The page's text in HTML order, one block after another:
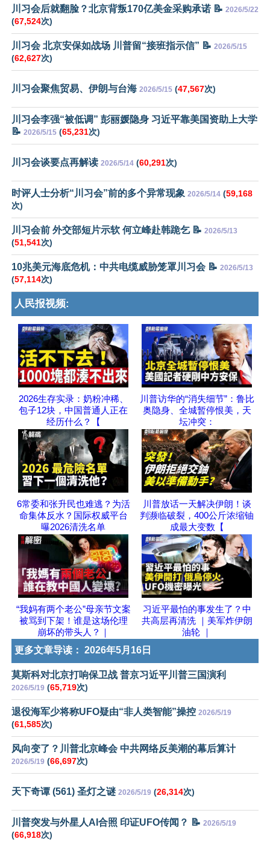
川习会后就翻脸？北京背叛170亿美金采购承诺 📝 2026/5/22
(67,524次)
川习会 北京安保如战场 川普留“接班指示信” 📝 2026/5/15
(62,627次)
川习会聚焦贸易、伊朗与台海 2026/5/15 (47,567次)
川习会李强“被低调” 彭丽媛隐身 习近平靠美国资助上大学
📝 2026/5/15 (65,231次)
川习会谈要点再解读 2026/5/14 (60,291次)
时评人士分析“川习会”前的多个异常现象 2026/5/14 (59,168
次)
川习会前 外交部短片示软 何立峰赴韩跪乞 📝 2026/5/13
(51,541次)
10兆美元海底危机：中共电缆威胁笼罩川习会 📝 2026/5/13
(57,114次)
人民报视频:
2026生存实录：奶粉冲稀、
包子12块，中国普通人正在
经历什么？【
川普访华的“消失细节”：鲁比
奥隐身、全城暂停恨美，天
坛冲突：
6常委和张升民也难逃？为活
命集体反水？国际权威平台
曝2026清洗名单
川普放话一天解决伊朗！谈
判濒临破裂，400公斤浓缩铀
成最大变数【
“我妈有两个老公”母亲节文案
被骂到下架！谁是这场伦理
崩坏的带头人？｜
习近平最怕的事发生了？中
共高层再清洗 ｜美军炸伊朗
油轮 ｜
更多文章导读： 2026年5月16日
莫斯科对北京打响保卫战 普京习近平川普三国演利
2026/5/19 (65,719次)
退役海军少将称UFO疑由“非人类智能”操控 2026/5/19
(61,585次)
风向变了？川普北京峰会 中共网络反美潮的幕后算计
2026/5/19 (66,697次)
天下奇谭 (561) 圣灯之谜 2026/5/19 (26,314次)
川普突发与外星人AI合照 印证UFO传闻？ 📝 2026/5/19
(66,918次)